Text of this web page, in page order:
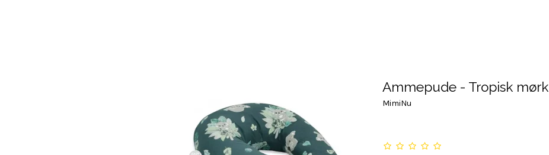
Ammepude - Tropisk mørk
MimiNu